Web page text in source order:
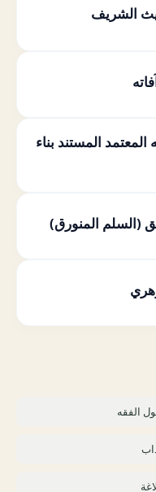
الشريف
المستند بناء
(السلم المنورق)